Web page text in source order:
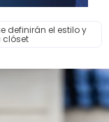
definirán el estilo y
clóset